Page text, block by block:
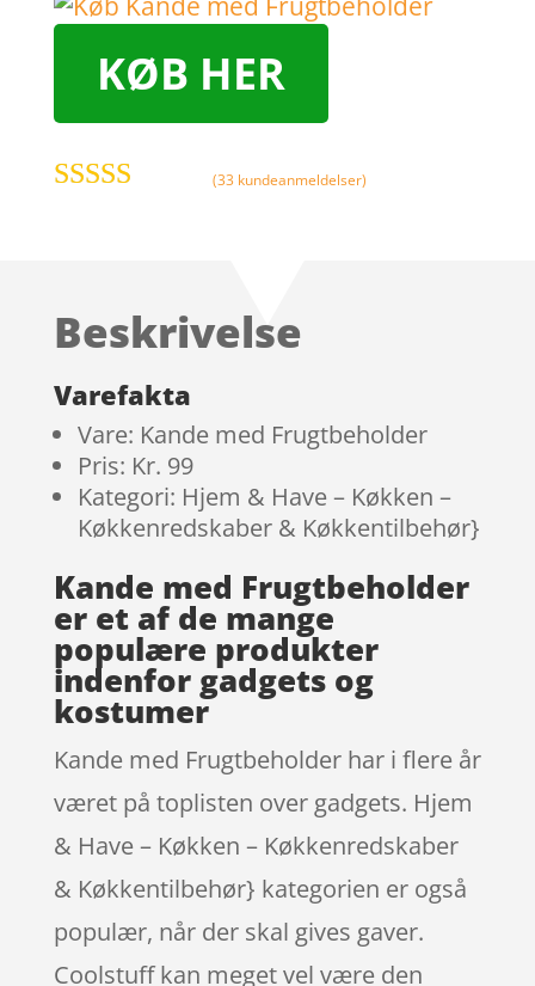
KØB HER
kundebedø
(33 kundeanmeldelser)
Beskrivelse
Varefakta
Vare: Kande med Frugtbeholder
Pris: Kr. 99
Kategori: Hjem & Have – Køkken –
Køkkenredskaber & Køkkentilbehør}
Kande med Frugtbeholder
er et af de mange
populære produkter
indenfor gadgets og
kostumer
Kande med Frugtbeholder har i flere år
været på toplisten over gadgets. Hjem
& Have – Køkken – Køkkenredskaber
& Køkkentilbehør} kategorien er også
populær, når der skal gives gaver.
Coolstuff kan meget vel være den